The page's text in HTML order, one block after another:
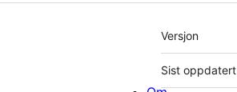
Meta
Versjon
Sist oppdatert